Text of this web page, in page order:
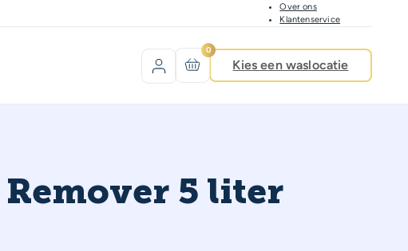
Over ons
Klantenservice
0
Kies een waslocatie
5 liter